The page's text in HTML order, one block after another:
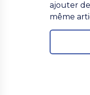
ajouter
même